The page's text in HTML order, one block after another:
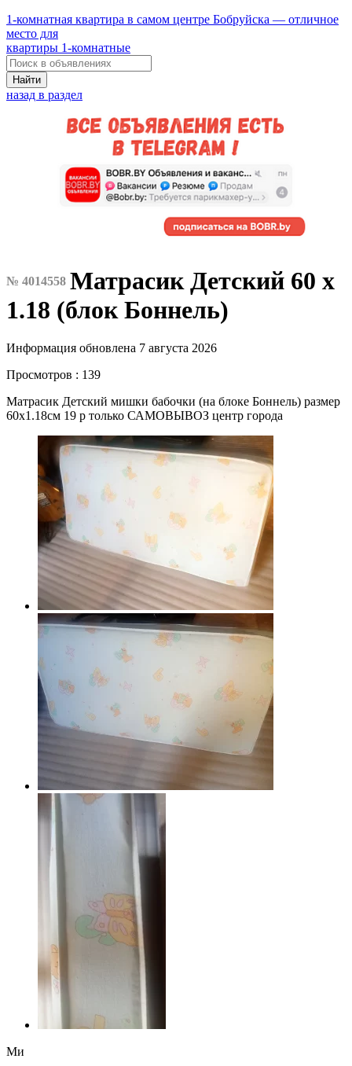
1-комнатная квартира в самом центре Бобруйска — отличное
место для
квартиры 1-комнатные
Найти
назад в раздел
№ 4014558 Матрасик Детский 60 х
1.18 (блок Боннель)
Информация обновлена 7 августа 2026
Просмотров : 139
Матрасик Детский мишки бабочки (на блоке Боннель) размер
60х1.18см 19 р только САМОВЫВОЗ центр города
Ми